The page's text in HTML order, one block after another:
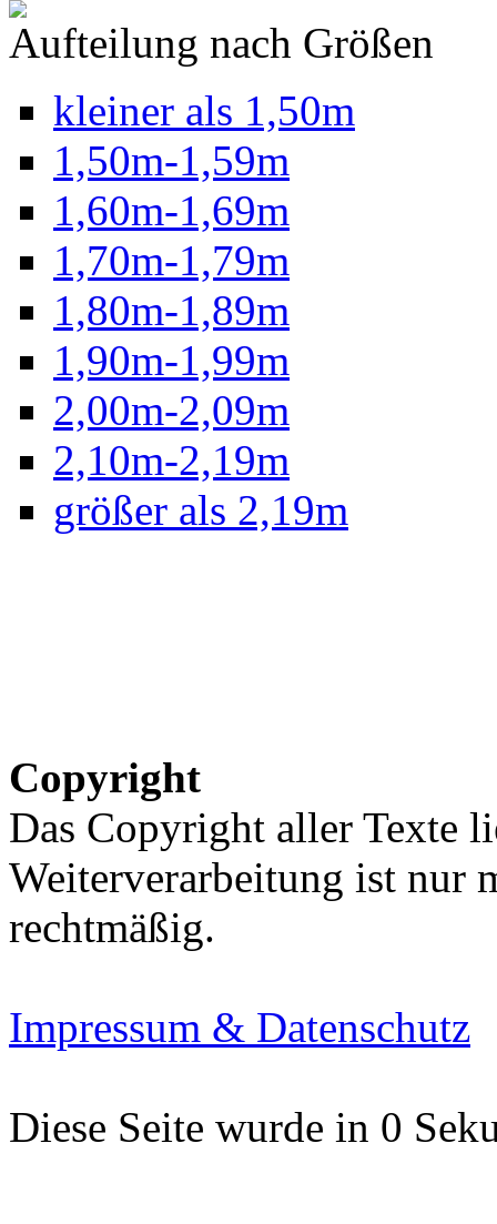
Aufteilung nach Größen
kleiner als 1,50m
1,50m-1,59m
1,60m-1,69m
1,70m-1,79m
1,80m-1,89m
1,90m-1,99m
2,00m-2,09m
2,10m-2,19m
größer als 2,19m
Copyright
Das Copyright aller Texte
Weiterverarbeitung ist nur
rechtmäßig.
Impressum & Datenschutz
Diese Seite wurde in 0